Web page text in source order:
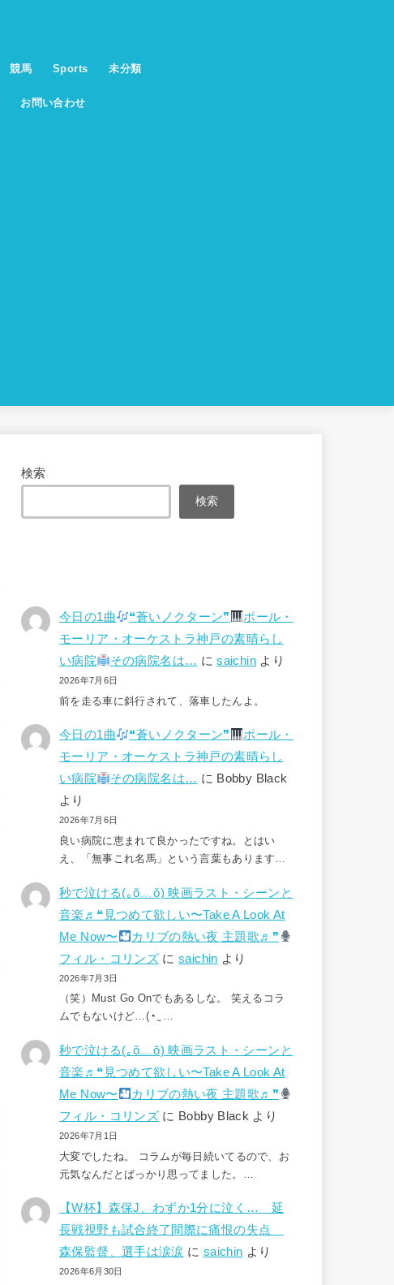
競馬 Sports 未分類
お問い合わせ
検索
検索
今日の1曲 ❝蒼いノクターン❞
ポール・
モーリア・オーケストラ神戸の素晴らし
い病院
その病院名は… にsaichinより
2026年7月6日
前を走る車に斜行されて、落車したんよ。
今日の1曲 ❝蒼いノクターン❞
ポール・
モーリア・オーケストラ神戸の素晴らし
い病院
その病院名は… に Bobby Black
より
2026年7月6日
良い病院に恵まれて良かったですね。とはい
え、「無事これ名馬」という言葉もあります…
秒で泣ける(⁠｡⁠ŏ⁠﹏⁠ŏ⁠) 映画ラスト・シーンと
音楽♬❝見つめて欲しい〜Take A Look At
Me Now〜
カリブの熱い夜 主題歌♬❞
フィル・コリンズ にsaichin より
2026年7月3日
（笑）Must Go Onでもあるしな。 笑えるコラ
ムでもないけど…(⁠◔⁠‿⁠…
秒で泣ける(⁠｡⁠ŏ⁠﹏⁠ŏ⁠) 映画ラスト・シーンと
音楽♬❝見つめて欲しい〜Take A Look At
Me Now〜
カリブの熱い夜 主題歌♬❞
フィル・コリンズ に Bobby Black より
2026年7月1日
大変でしたね。 コラムが毎日続いてるので、お
元気なんだとばっかり思ってました。…
【W杯】森保J、わずか1分に泣く… 延
長戦視野も試合終了間際に痛恨の失点
森保監督、選手は涙涙 に saichin より
2026年6月30日